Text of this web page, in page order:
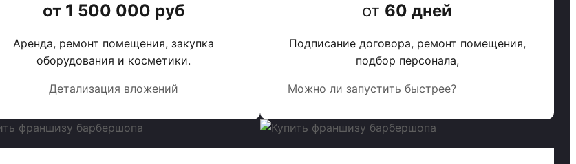
от 1 500 000 руб
Аренда, ремонт помещения, закупка
оборудования и косметики.
Детализация вложений
от 60 дней
Подписание договора, ремонт помещения,
подбор персонала,
Можно ли запустить быстрее?